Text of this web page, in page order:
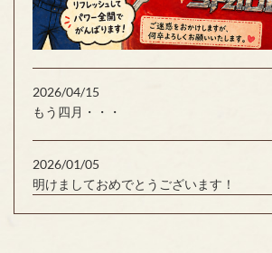
2026/04/15
もう四月・・・
2026/01/05
明けましておめでとうございます！